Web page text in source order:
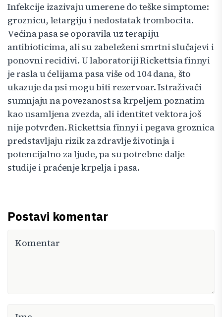
Infekcije izazivaju umerene do teške simptome:
groznicu, letargiju i nedostatak trombocita.
Većina pasa se oporavila uz terapiju
antibioticima, ali su zabeleženi smrtni slučajevi i
ponovni recidivi. U laboratoriji Rickettsia finnyi
je rasla u ćelijama pasa više od 104 dana, što
ukazuje da psi mogu biti rezervoar. Istraživači
sumnjaju na povezanost sa krpeljem poznatim
kao usamljena zvezda, ali identitet vektora još
nije potvrđen. Rickettsia finnyi i pegava groznica
predstavljaju rizik za zdravlje životinja i
potencijalno za ljude, pa su potrebne dalje
studije i praćenje krpelja i pasa.
Postavi komentar